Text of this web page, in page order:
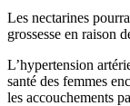
Les nectarines
grossesse en raison
L’hypertension
santé des femmes
les accouchements